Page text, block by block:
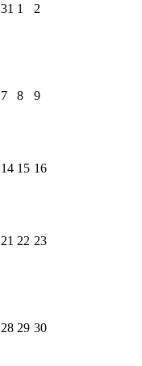
31 1 2
7 8 9
14 15 16
21 22 23
28 29 30